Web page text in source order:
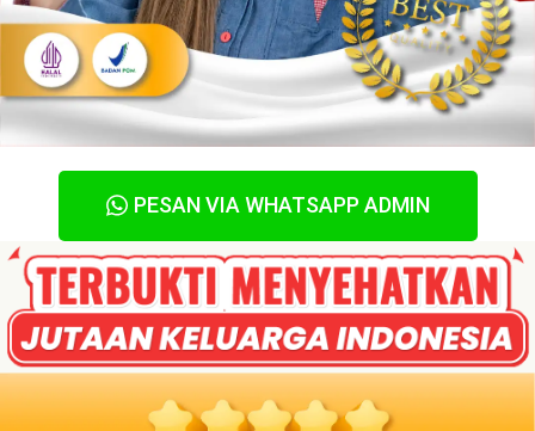
PESAN VIA WHATSAPP ADMIN